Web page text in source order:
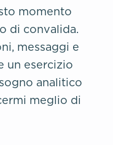
momento
di convalida.
messaggi e
un esercizio
analitico
meglio di